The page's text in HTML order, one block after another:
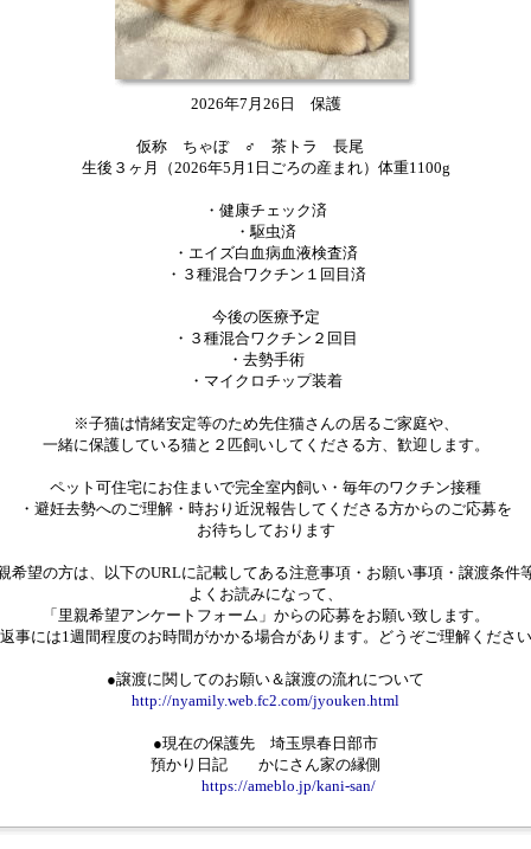
2026年7月26日 保護
仮称 ちゃぼ ♂ 茶トラ 長尾
生後３ヶ月（2026年5月1日ごろの産まれ）体重1100g
・健康チェック済
・駆虫済
・エイズ白血病血液検査済
・３種混合ワクチン１回目済
今後の医療予定
・３種混合ワクチン２回目
・去勢手術
・マイクロチップ装着
※子猫は情緒安定等のため先住猫さんの居るご家庭や、
一緒に保護している猫と２匹飼いしてくださる方、歓迎します。
ペット可住宅にお住まいで完全室内飼い・毎年のワクチン接種
・避妊去勢へのご理解・時おり近況報告してくださる方からのご応募を
お待ちしております
希望の方は、以下のURLに記載してある注意事項・お願い事項・譲渡条件
よくお読みになって、
「里親希望アンケートフォーム」からの応募をお願い致します。
事には1週間程度のお時間がかかる場合があります。どうぞご理解ください
●譲渡に関してのお願い＆譲渡の流れについて
http://nyamily.web.fc2.com/jyouken.html
●現在の保護先 埼玉県春日部市
預かり日記 かにさん家の縁側
https://ameblo.jp/kani-san/